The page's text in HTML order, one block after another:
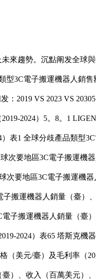
趨勢。沉點阐发全球
3C電子搬運機器人銷
：2019 VS 2023 VS
2024）5。8。1
1 全球分歧產品類型
要地區3C電子搬運機
要地區3C電子搬運機
搬運機器人銷量（臺）
子搬運機器人銷量（臺
2024）表65 塔斯克機
美元/臺）及毛利率（
）、收入（百萬美元）